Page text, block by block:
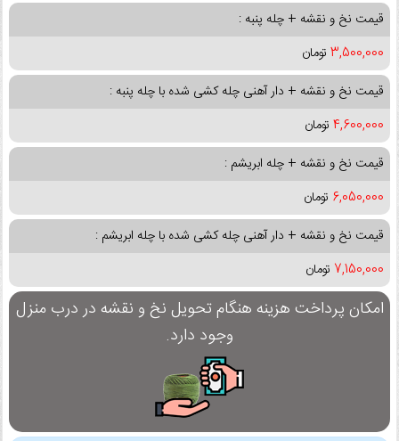
قیمت نخ و نقشه + چله پنبه :
3,500,000 تومان
قیمت نخ و نقشه + دار آهنی چله کشی شده با چله پنبه :
4,600,000 تومان
قیمت نخ و نقشه + چله ابریشم :
6,050,000 تومان
قیمت نخ و نقشه + دار آهنی چله کشی شده با چله ابریشم :
7,150,000 تومان
امکان پرداخت هزینه هنگام تحویل نخ و نقشه در درب منزل
وجود دارد.